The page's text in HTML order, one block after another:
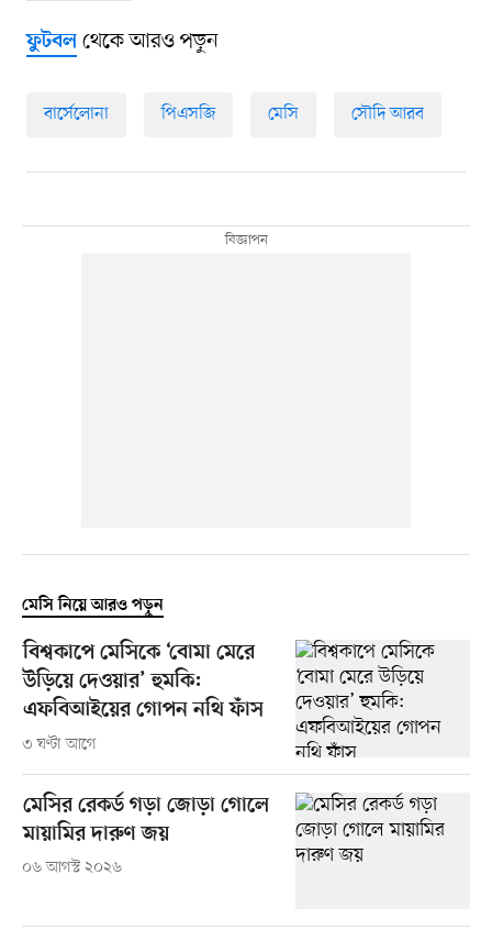
ফুটবলথেকে আরও পড়ুন
বার্সেলোনা পিএসজি মেসি সৌদি আরব
মেসি নিয়ে আরও পড়ুন
বিশ্বকাপে মেসিকে ‘বোমা মেরে
উড়িয়ে দেওয়ার’ হুমকি:
এফবিআইয়ের গোপন নথি ফাঁস
৩ ঘণ্টা আগে
মেসির রেকর্ড গড়া জোড়া গোলে
মায়ামির দারুণ জয়
০৬ আগস্ট ২০২৬